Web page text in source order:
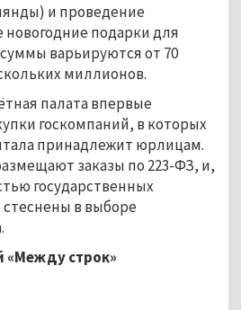
и проведение
новогодние подарки для
варьируются от 70
миллионов.
палата впервые
госкомпаний, в которых
принадлежит юрлицам.
заказы по 223-ФЗ, и,
государственных
в выборе
«Между строк»